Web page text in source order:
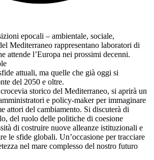
epocali – ambientale, sociale,
Mediterraneo rappresentano laboratori di
attende l’Europa nei prossimi decenni.
attuali, ma quelle che già oggi si
del 2050 e oltre.
storico del Mediterraneo, si aprirà un
e policy-maker per immaginare
attori del cambiamento. Si discuterà di
del ruolo delle politiche di coesione
di costruire nuove alleanze istituzionali e
le sfide globali. Un’occasione per tracciare
nel mare complesso del nostro futuro